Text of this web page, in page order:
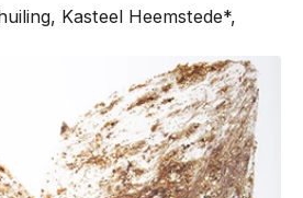
Kasteel Heemstede*,